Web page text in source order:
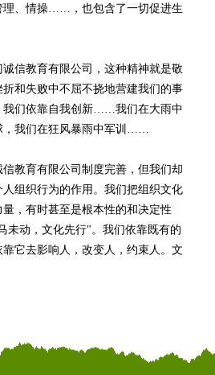
理、情操……，也包含了一切促进生
信教育有限公司，这种精神就是敬
和失败中不屈不挠地营建我们的事
我们依靠自我创新……我们在大雨中
，我们在狂风暴雨中军训……
教育有限公司制度完善，但我们却
组织行为的作用。我们把组织文化
，有时甚至是根本性的和决定性
未动，文化先行"。我们依靠既有的
它去影响人，改变人，约束人。文